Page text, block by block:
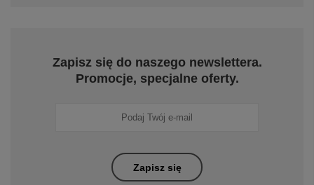
Zapisz się do naszego newslettera.
Promocje, specjalne oferty.
Zapisz się